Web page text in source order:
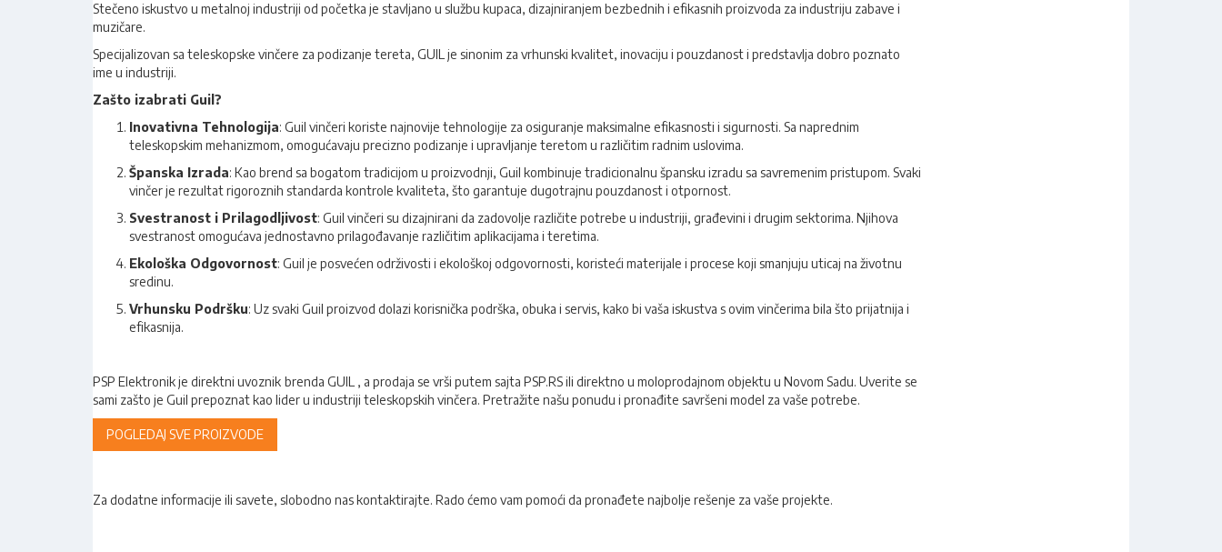
Stečeno iskustvo u metalnoj industriji od početka je stavljano u službu kupaca, dizajniranjem bezbednih i efikasnih proizvoda za industriju zabave i
muzičare.
Specijalizovan sa teleskopske vinčere za podizanje tereta, GUIL je sinonim za vrhunski kvalitet, inovaciju i pouzdanost i predstavlja dobro poznato
ime u industriji.
Zašto izabrati Guil?
Inovativna Tehnologija: Guil vinčeri koriste najnovije tehnologije za osiguranje maksimalne efikasnosti i sigurnosti. Sa naprednim
teleskopskim mehanizmom, omogućavaju precizno podizanje i upravljanje teretom u različitim radnim uslovima.
Španska Izrada: Kao brend sa bogatom tradicijom u proizvodnji, Guil kombinuje tradicionalnu špansku izradu sa savremenim pristupom. Svaki
vinčer je rezultat rigoroznih standarda kontrole kvaliteta, što garantuje dugotrajnu pouzdanost i otpornost.
Svestranost i Prilagodljivost: Guil vinčeri su dizajnirani da zadovolje različite potrebe u industriji, građevini i drugim sektorima. Njihova
svestranost omogućava jednostavno prilagođavanje različitim aplikacijama i teretima.
Ekološka Odgovornost: Guil je posvećen održivosti i ekološkoj odgovornosti, koristeći materijale i procese koji smanjuju uticaj na životnu
sredinu.
Vrhunsku Podršku: Uz svaki Guil proizvod dolazi korisnička podrška, obuka i servis, kako bi vaša iskustva s ovim vinčerima bila što prijatnija i
efikasnija.
PSP Elektronik je direktni uvoznik brenda GUIL , a prodaja se vrši putem sajta PSP.RS ili direktno u moloprodajnom objektu u Novom Sadu. Uverite se
sami zašto je Guil prepoznat kao lider u industriji teleskopskih vinčera. Pretražite našu ponudu i pronađite savršeni model za vaše potrebe.
POGLEDAJ SVE PROIZVODE
Za dodatne informacije ili savete, slobodno nas kontaktirajte. Rado ćemo vam pomoći da pronađete najbolje rešenje za vaše projekte.